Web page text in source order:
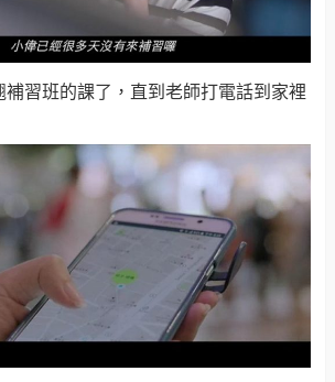
習班的課了，直到老師打電話到家裡